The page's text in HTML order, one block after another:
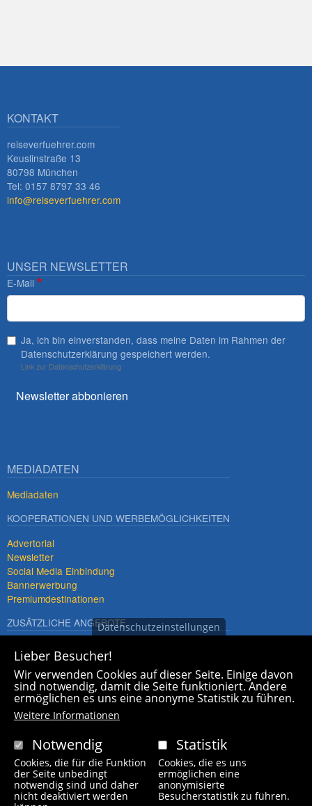
KONTAKT
reiseverfuehrer.com
Keuslinstraße 13
80798 München
Tel: 0157 8797 33 46
info@reiseverfuehrer.com
UNSER NEWSLETTER
E-Mail
Ja, ich bin einverstanden, dass meine Daten im Rahmen der
Datenschutzerklärung gespeichert werden.
Link zur Datenschutzerklärung
Newsletter abbonieren
MEDIADATEN
Mediadaten
KOOPERATIONEN UND WERBEMÖGLICHKEITEN
Advertorial
Newsletter
Social Media Einbindung
Bannerwerbung
Premiumdestinationen
ZUSÄTZLICHE ANGEBOTE
360° x 360° Fotografie
Fußzeilenmenü
Contact
Datenschutzeinstellungen
Lieber Besucher!
Wir verwenden Cookies auf dieser Seite. Einige davon
sind notwendig, damit die Seite funktioniert. Andere
ermöglichen es uns eine anonyme Statistik zu führen.
Weitere Informationen
Notwendig
Cookies, die für die Funktion
der Seite unbedingt
notwendig sind und daher
nicht deaktiviert werden
Statistik
Cookies, die es uns
ermöglichen eine
anonymisierte
Besucherstatistik zu führen.